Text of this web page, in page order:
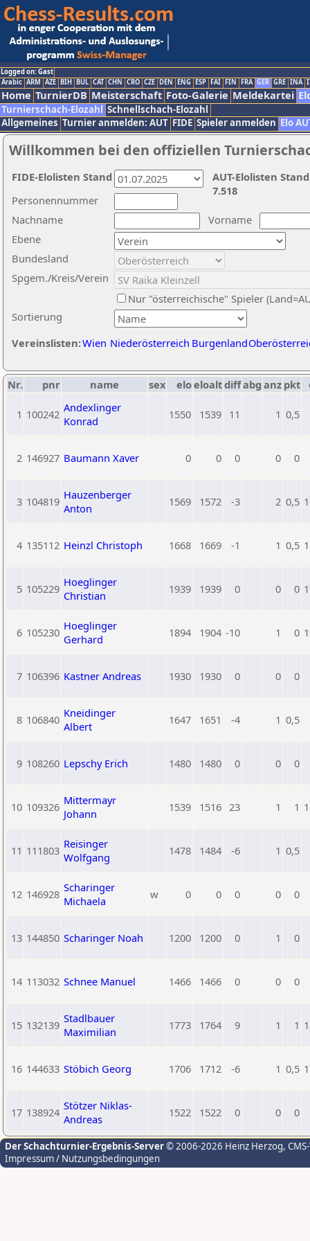
Logged on: Gast
Arabic ARM AZE BIH BUL CAT CHN CRO CZE DEN ENG ESP FAI FIN FRA GER GRE INA
Home TurnierDB Meisterschaft Foto-Galerie Meldekartei
Turnierschach-Elozahl Schnellschach-Elozahl
Allgemeines Turnier anmelden: AUT FIDE Spieler anmelden Elo
Willkommen bei den offiziellen
Nachname
Vorname
Ebene
Sortierung
Personennummer
Bundesland
Spgem./Kreis/Verein
Nur "österreichische" Spieler
Vereinslisten:Wien Niederösterreich Burgenland
AUT-Elolisten
7.518
FIDE-Elolisten Stand
Nr. pnr name sex eloeloaltdiffabg anz pkt
1 100242 Andexlinger
Konrad
1550 1539 11 1 0,5
2 146927 Baumann Xaver 0 0 0 0 0
3 104819 Hauzenberger
Anton
1569 1572 -3 2 0,5
4 135112 Heinzl Christoph 1668 1669 -1 1 0,5
5 105229 Hoeglinger
Christian
1939 1939 0 0 0
6 105230 Hoeglinger
Gerhard
1894 1904 -10 1 0
7 106396 Kastner Andreas 1930 1930 0 0 0
8 106840 Kneidinger
Albert
1647 1651 -4 1 0,5
9 108260 Lepschy Erich 1480 1480 0 0 0
10 109326 Mittermayr
Johann
1539 1516 23 1 1
11 111803 Reisinger
Wolfgang
1478 1484 -6 1 0,5
12 146928 Scharinger
Michaela
w 0 0 0 0 0
13 144850 Scharinger Noah 1200 1200 0 1 0
14 113032 Schnee Manuel 1466 1466 0 0 0
15 132139 Stadlbauer
Maximilian
1773 1764 9 1 1
16 144633 Stöbich Georg 1706 1712 -6 1 0,5
17 138924 Stötzer Niklas-
Andreas
1522 1522 0 0 0
Der Schachturnier-Ergebnis-Server© 2006-2026 Heinz Herzog,
Impressum / Nutzungsbedingungen